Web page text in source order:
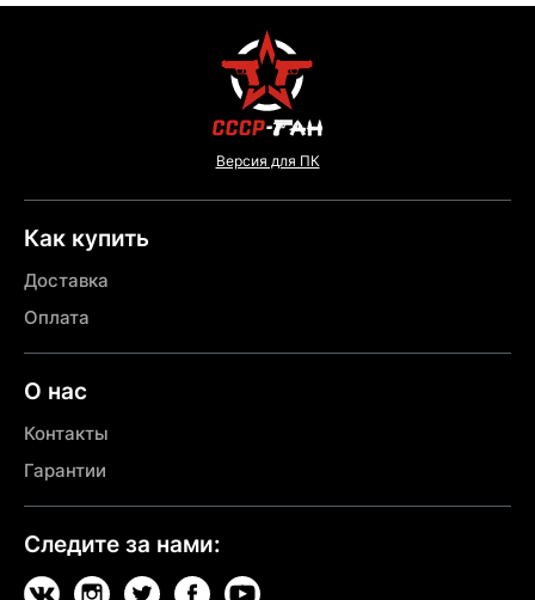
Версия для ПК
Как купить
Доставка
Оплата
О нас
Контакты
Гарантии
Следите за нами: